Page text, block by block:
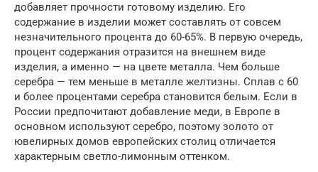
добавляет прочности готовому изделию. Его
содержание в изделии может составлять от совсем
незначительного процента до 60-65%. В первую очередь,
процент содержания отразится на внешнем виде
изделия, а именно — на цвете металла. Чем больше
серебра — тем меньше в металле желтизны. Сплав с 60
и более процентами серебра становится белым. Если в
России предпочитают добавление меди, в Европе в
основном используют серебро, поэтому золото от
ювелирных домов европейских столиц отличается
характерным светло-лимонным оттенком.